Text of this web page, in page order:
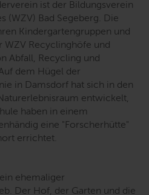
ist der Bildungsverein
(WZV) Bad Segeberg. Die
Kindergartengruppen und
WZV Recyclinghöfe und
Abfall, Recycling und
dem Hügel der
in Damsdorf hat sich in den
entwickelt,
haben in einem
eine "Forscherhütte"
errichtet.
ehemaliger
Der Hof, der Garten und die